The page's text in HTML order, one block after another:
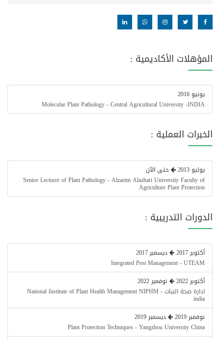
المؤهلات الأكاديمية :
يونيو 2016
Molecular Plant Pathology - Central Agricultural University -INDIA
الخبرات العملية :
يوليو 2013
حتى الآن
Senior Lecturer of Plant Pathology - Alzaeim Alazhari University Faculty of
Agriculture Plant Protection
الدورات التدريبية :
أكتوبر 2017
ديسمبر 2017
Integrated Pest Management - UTEAM
أكتوبر 2022
نوفمبر 2022
ادارة صحة النبات - National Institute of Plant Health Management NIPHM
india
نوفمبر 2019
ديسمبر 2019
Plant Protection Techniques - Yangzhou University China